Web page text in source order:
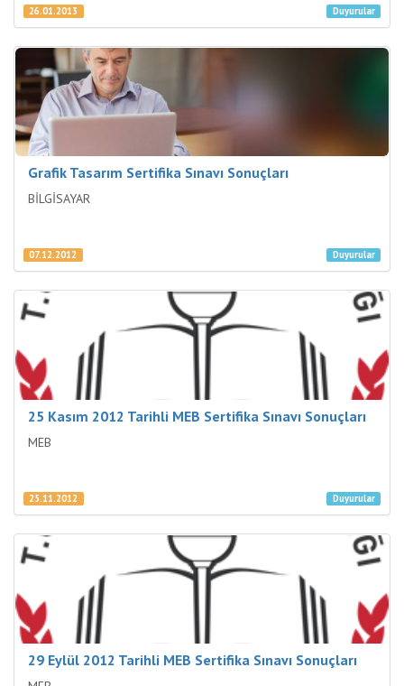
26.01.2013 Duyurular
Grafik Tasarım Sertifika Sınavı Sonuçları
BİLGİSAYAR
07.12.2012 Duyurular
25 Kasım 2012 Tarihli MEB Sertifika Sınavı Sonuçları
MEB
25.11.2012 Duyurular
29 Eylül 2012 Tarihli MEB Sertifika Sınavı Sonuçları